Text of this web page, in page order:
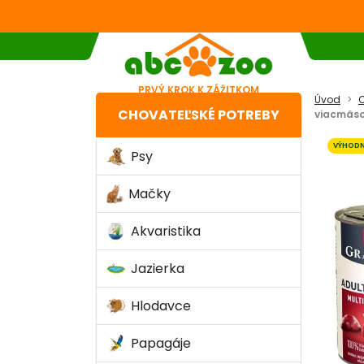
PRVÝ KROK K ZÁŽITKOM
CHOVATEĽSKÉ POTREBY
Psy
Mačky
Akvaristika
Jazierka
Hlodavce
Papagáje
Úvod